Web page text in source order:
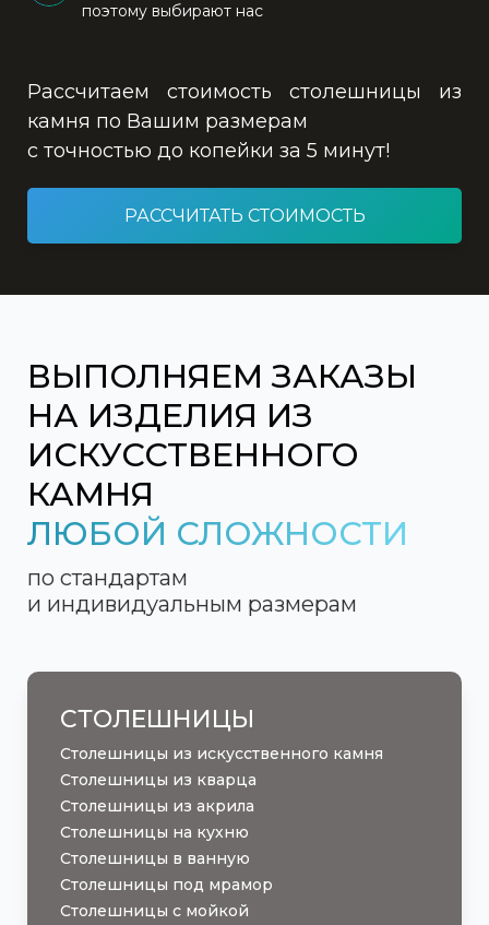
поэтому выбирают нас
Рассчитаем стоимость столешницы из
камня по Вашим размерам
с точностью до копейки за 5 минут!
РАССЧИТАТЬ СТОИМОСТЬ
ВЫПОЛНЯЕМ ЗАКАЗЫ
НА ИЗДЕЛИЯ ИЗ
ИСКУССТВЕННОГО
КАМНЯ
ЛЮБОЙ СЛОЖНОСТИ
по стандартам
и индивидуальным размерам
СТОЛЕШНИЦЫ
Столешницы из искусственного камня
Столешницы из кварца
Столешницы из акрила
Столешницы на кухню
Столешницы в ванную
Столешницы под мрамор
Столешницы с мойкой